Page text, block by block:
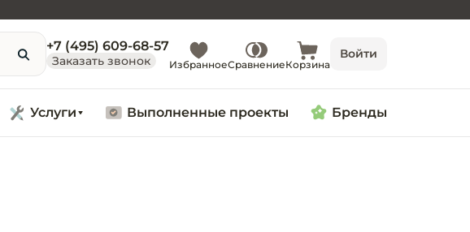
+7 (495) 609-68-57
Заказать звонок ИзбранноеСравнениеКорзина
Войти
Услуги Выполненные проекты Бренды